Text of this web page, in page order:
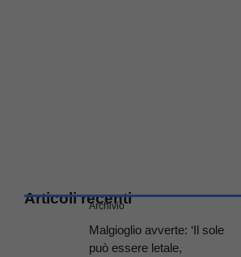
Articoli recenti
Archivio
Malgioglio avverte: ‘Il sole
può essere letale,